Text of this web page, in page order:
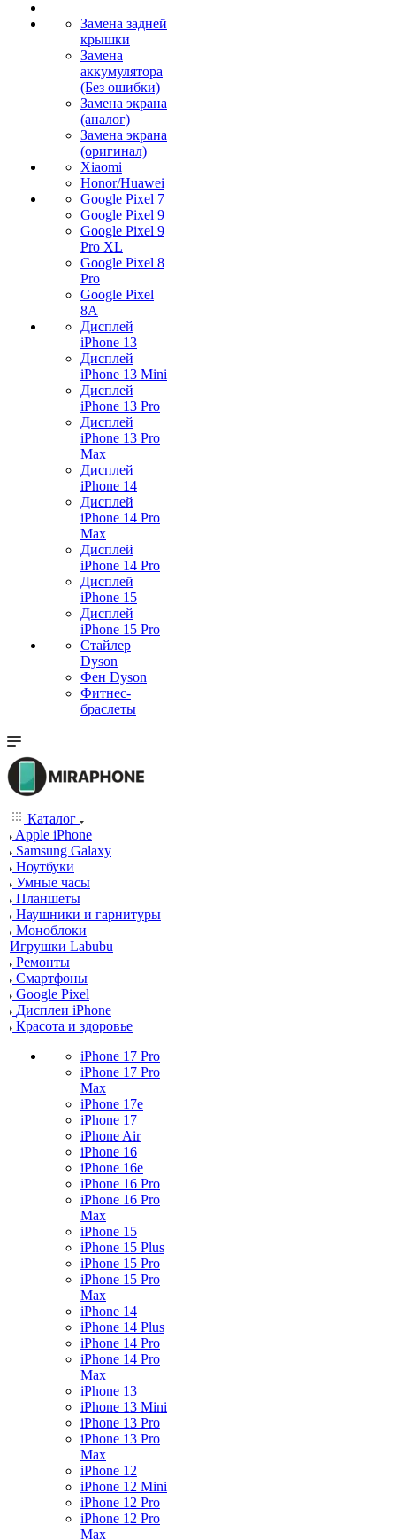
Замена задней
крышки
Замена
аккумулятора
(Без ошибки)
Замена экрана
(аналог)
Замена экрана
(оригинал)
Xiaomi
Honor/Huawei
Google Pixel 7
Google Pixel 9
Google Pixel 9
Pro XL
Google Pixel 8
Pro
Google Pixel
8A
Дисплей
iPhone 13
Дисплей
iPhone 13 Mini
Дисплей
iPhone 13 Pro
Дисплей
iPhone 13 Pro
Max
Дисплей
iPhone 14
Дисплей
iPhone 14 Pro
Max
Дисплей
iPhone 14 Pro
Дисплей
iPhone 15
Дисплей
iPhone 15 Pro
Стайлер
Dyson
Фен Dyson
Фитнес-
браслеты
Каталог
Apple iPhone
Samsung Galaxy
Ноутбуки
Умные часы
Планшеты
Наушники и гарнитуры
Моноблоки
Игрушки Labubu
Ремонты
Смартфоны
Google Pixel
Дисплеи iPhone
Красота и здоровье
iPhone 17 Pro
iPhone 17 Pro
Max
iPhone 17e
iPhone 17
iPhone Air
iPhone 16
iPhone 16e
iPhone 16 Pro
iPhone 16 Pro
Max
iPhone 15
iPhone 15 Plus
iPhone 15 Pro
iPhone 15 Pro
Max
iPhone 14
iPhone 14 Plus
iPhone 14 Pro
iPhone 14 Pro
Max
iPhone 13
iPhone 13 Mini
iPhone 13 Pro
iPhone 13 Pro
Max
iPhone 12
iPhone 12 Mini
iPhone 12 Pro
iPhone 12 Pro
Max